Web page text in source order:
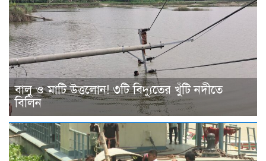
বালু ও মাটি উত্তলোন! ৩টি বিদ্যুতের খুঁটি নদীতে
বিলিন